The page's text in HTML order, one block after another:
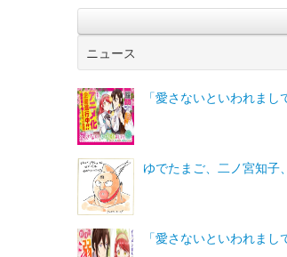
ニュース
「愛さないといわれま
ゆでたまご、二ノ宮知
「愛さないといわれま